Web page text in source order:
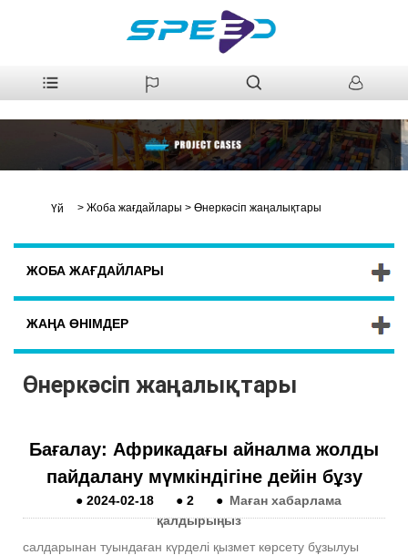
Үй > Жоба жағдайлары > Өнеркәсіп жаңалықтары
ЖОБА ЖАҒДАЙЛАРЫ
ЖАҢА ӨНІМДЕР
Өнеркәсіп жаңалықтары
Бағалау: Африкадағы айналма жолды
пайдалану мүмкіндігіне дейін бұзу
● 2024-02-18 ● 2 ● Маған хабарлама
қалдырыңыз
салдарынан туындаған күрделі қызмет көрсету бұзылуы